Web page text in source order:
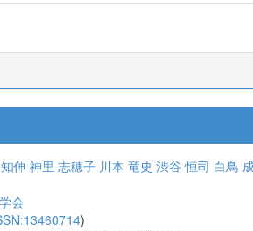
伸 神里 志穂子 川本 竜史 渋谷 恒司 白鳥
会
)